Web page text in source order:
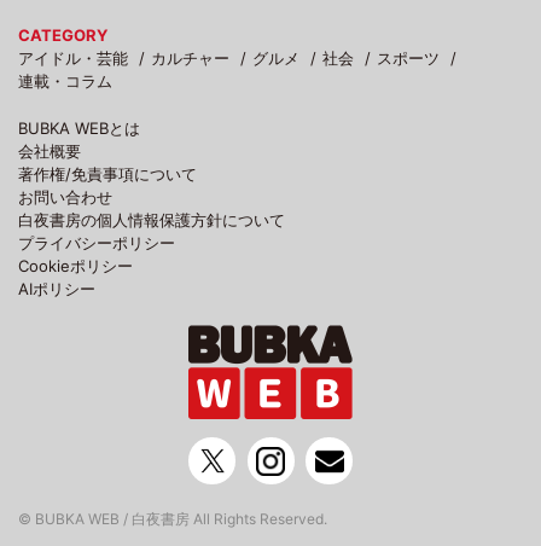
CATEGORY
アイドル・芸能
カルチャー グルメ 社会
スポーツ
連載・コラム
BUBKA WEBとは
会社概要
著作権/免責事項について
お問い合わせ
白夜書房の個人情報保護方針について
プライバシーポリシー
Cookieポリシー
AIポリシー
© BUBKA WEB / 白夜書房 All Rights Reserved.